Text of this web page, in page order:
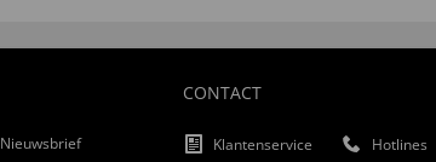
Nieuwsbrief
CONTACT
Klantenservice
Hotlines